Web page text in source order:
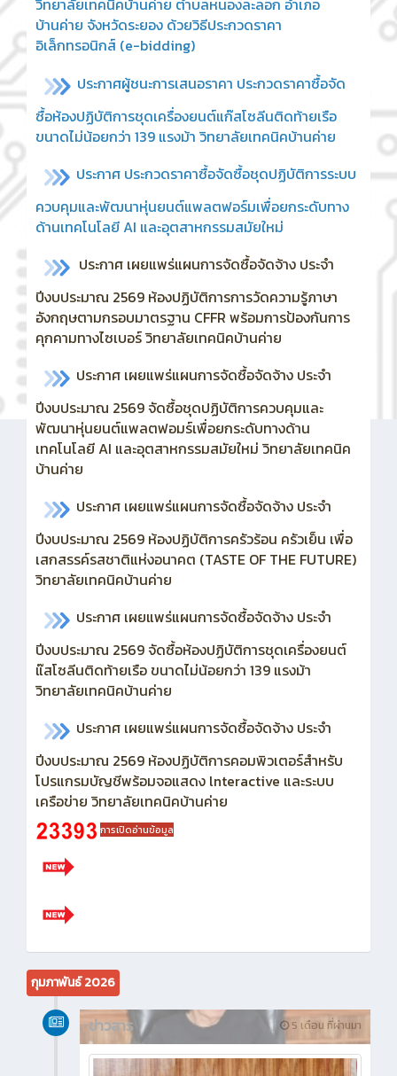
วิทยาลัยเทคนิคบ้านค่าย ตำบลหนองละลอก อำเภอ
บ้านค่าย จังหวัดระยอง ด้วยวิธีประกวดราคา
อิเล็กทรอนิกส์ (e-bidding)
ประกาศผู้ชนะการเสนอราคา ประกวดราคาซื้อจัด
ซื้อห้องปฏิบัติการชุดเครื่องยนต์แก๊สโซลีนติดท้ายเรือ
ขนาดไม่น้อยกว่า 139 แรงม้า วิทยาลัยเทคนิคบ้านค่าย
ประกาศ ประกวดราคาซื้อจัดซื้อชุดปฏิบัติการระบบ
ควบคุมและพัฒนาหุ่นยนต์แพลตฟอร์มเพื่อยกระดับทาง
ด้านเทคโนโลยี AI และอุตสาหกรรมสมัยใหม่
ประกาศ เผยแพร่แผนการจัดซื้อจัดจ้าง ประจำ
ปีงบประมาณ 2569 ห้องปฏิบัติการการวัดความรู้ภาษา
อังกฤษตามกรอบมาตรฐาน CFFR พร้อมการป้องกันการ
คุกคามทางไซเบอร์ วิทยาลัยเทคนิคบ้านค่าย
ประกาศ เผยแพร่แผนการจัดซื้อจัดจ้าง ประจำ
ปีงบประมาณ 2569จัดซื้อชุดปฏิบัติการควบคุมและ
พัฒนาหุ่นยนต์แพลตฟอมร์เพื่อยกระดับทางด้าน
เทคโนโลยี AI และอุตสาหกรรมสมัยใหม่ วิทยาลัยเทคนิค
บ้านค่าย
ประกาศ เผยแพร่แผนการจัดซื้อจัดจ้าง ประจำ
ปีงบประมาณ 2569 ห้องปฏิบัติการครัวร้อน ครัวเย็น เพื่อ
เสกสรรค์รสชาติแห่งอนาคต (TASTE OF THE FUTURE)
วิทยาลัยเทคนิคบ้านค่าย
ประกาศ เผยแพร่แผนการจัดซื้อจัดจ้าง ประจำ
ปีงบประมาณ 2569จัดซื้อห้องปฏิบัติการชุดเครื่องยนต์
แ๊สโซลีนติดท้ายเรือ ขนาดไม่น้อยกว่า 139 แรงม้า
วิทยาลัยเทคนิคบ้านค่าย
ประกาศ เผยแพร่แผนการจัดซื้อจัดจ้าง ประจำ
ปีงบประมาณ 2569 ห้องปฏิบัติการคอมพิวเตอร์สำหรับ
โปรแกรมบัญชีพร้อมจอแสดง lnteractive และระบบ
เครือข่าย วิทยาลัยเทคนิคบ้านค่าย
การเปิดอ่านข้อมูล
กุมภาพันธ์ 2026
5 เดือน ที่ผ่านมา
ข่าวสาร